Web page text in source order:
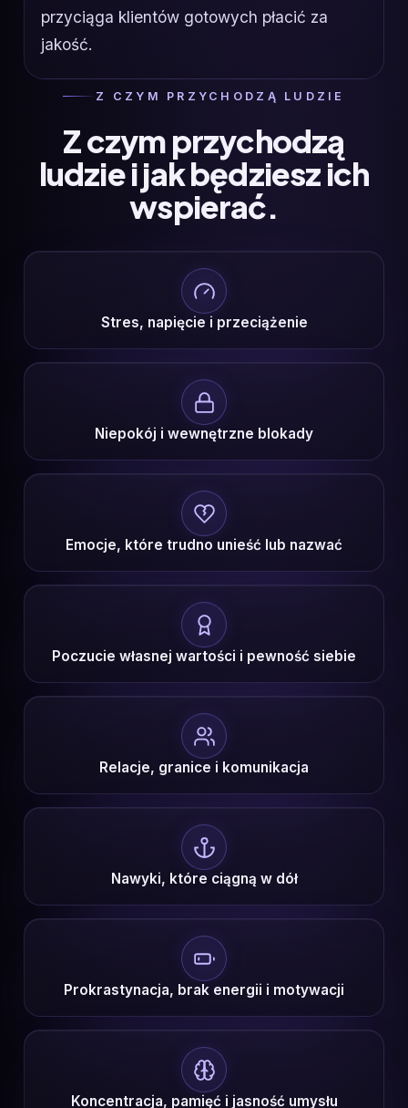
przyciąga klientów gotowych płacić za
jakość.
Z CZYM PRZYCHODZĄ LUDZIE
Z czym przychodzą
ludzie i jak będziesz ich
wspierać.
Stres, napięcie i przeciążenie
Niepokój i wewnętrzne blokady
Emocje, które trudno unieść lub nazwać
Poczucie własnej wartości i pewność siebie
Relacje, granice i komunikacja
Nawyki, które ciągną w dół
Prokrastynacja, brak energii i motywacji
Koncentracja, pamięć i jasność umysłu